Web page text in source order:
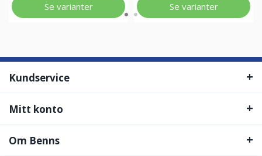
Se varianter Se varianter
Kundservice
Mitt konto
Om Benns